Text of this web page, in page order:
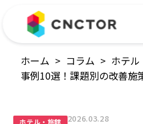
ホーム > コラム > ホテ
事例10選！課題別の改善施
ホテル・旅館 2026.03.28